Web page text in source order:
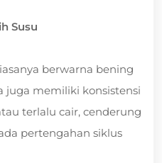
Susu
berwarna bening
juga memiliki konsistensi
terlalu cair, cenderung
pertengahan siklus